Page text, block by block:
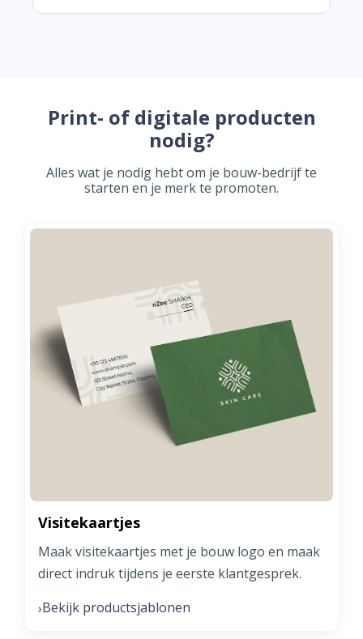
Print- of digitale producten
nodig?
Alles wat je nodig hebt om je bouw-bedrijf te
starten en je merk te promoten.
Visitekaartjes
Maak visitekaartjes met je bouw logo en maak
direct indruk tijdens je eerste klantgesprek.
›Bekijk productsjablonen